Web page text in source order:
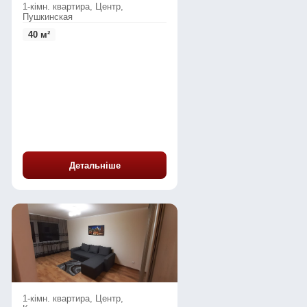
1-кімн. квартира, Центр,
Пушкинская
40 м²
Детальніше
1-кімн. квартира, Центр,